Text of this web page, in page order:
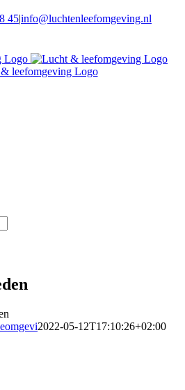
45|info@luchtenleefomgeving.nl
2022-05-12T17:10:26+02:00